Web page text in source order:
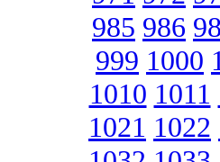
985 986
999 1000
1010 1011
1021 1022